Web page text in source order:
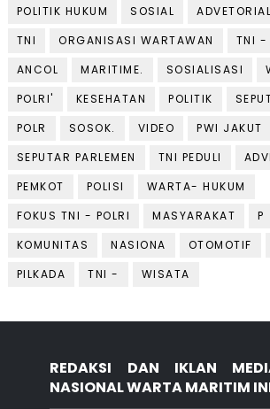
POLITIK HUKUM
SOSIAL ADVETORIAL
TNI
ORGANISASI WARTAWAN TNI -
ANCOL
MARITIME. SOSIALISASI
POLRI'
KESEHATAN POLITIK
POLR
SOSOK. VIDEO
PWI JAKUT
SEPUTAR PARLEMEN
TNI PEDULI
PEMKOT
POLISI
WARTA- HUKUM
FOKUS TNI - POLRI
MASYARAKAT P
KOMUNITAS
NASIONA OTOMOTIF
PILKADA
TNI - WISATA
REDAKSI DAN IKLAN
NASIONAL WARTA MARITIM